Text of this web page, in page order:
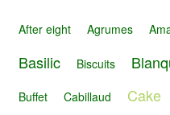
After eight Agrumes
Basilic Biscuits
Buffet Cabillaud Cake